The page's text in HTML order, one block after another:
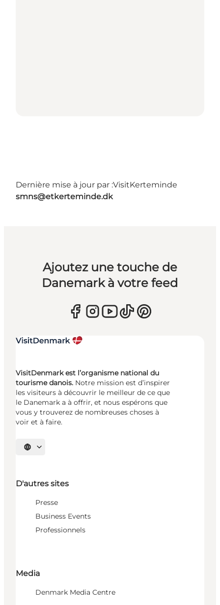
Dernière mise à jour par :VisitKerteminde
smns@etkerteminde.dk
Ajoutez une touche de
Danemark à votre feed
VisitDenmark est l’organisme national du
tourisme danois. Notre mission est d’inspirer
les visiteurs à découvrir le meilleur de ce que
le Danemark a à offrir, et nous espérons que
vous y trouverez de nombreuses choses à
voir et à faire.
Choisissez la langue
D'autres sites
Presse
Business Events
Professionnels
Media
Denmark Media Centre